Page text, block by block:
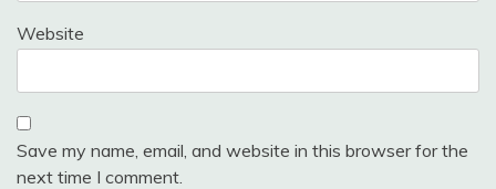
Website
Save my name, email, and website in this browser for the
next time I comment.